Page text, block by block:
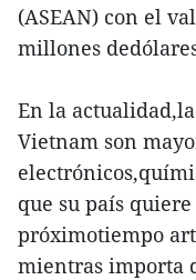
(ASEAN) con el
millones
En la
Vietnam son
que su país
próximotiempo
mientras importa